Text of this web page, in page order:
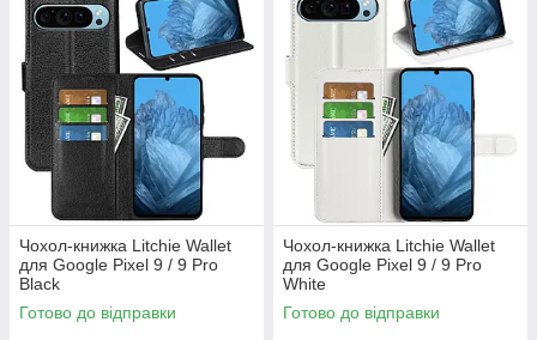
Чохол-книжка Litchie Wallet
для Google Pixel 9 / 9 Pro
Black
Готово до відправки
Чохол-книжка Litchie Wallet
для Google Pixel 9 / 9 Pro
White
Готово до відправки